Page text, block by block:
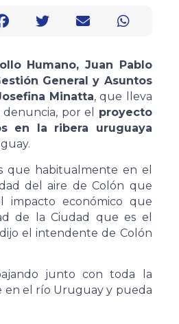
Humano, Juan Pablo
General y Asuntos
Minatta, que lleva
por el proyecto
en la ribera uruguaya
que habitualmente en el
del aire de Colón que
impacto económico que
de la Ciudad que es el
el intendente de Colón
junto con toda la
en el río Uruguay y pueda